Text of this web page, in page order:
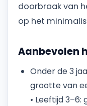
doorbraak van
op het
Aanbevolen
Onder de 3
grootte van
• Leeftijd